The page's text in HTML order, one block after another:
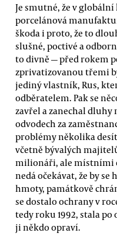
Je smutné, že v
porcelánová
škoda i proto, že to
slušné, poctivé a
to divně — před rokem
zprivatizovanou třemi
jediný vlastník, Rus,
odběratelem. Pak se
zavřel a zanechal
odvodech za
problémy několika
včetně bývalých
milionáři, ale místními
nedá očekávat, že by
hmoty, památkově
se dostalo ochrany v
tedy roku 1992, stala
ji někdo opraví.